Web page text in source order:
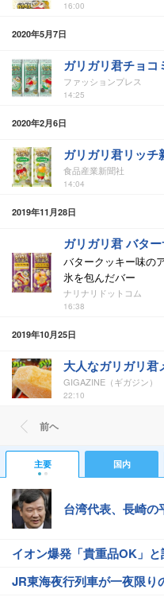
16:00
2020年5月7日
ガリガリ君チョコ
ファッションプレス
14:25
2020年2月6日
ガリガリ君リッチ
食品産業新聞社
14:04
2019年11月28日
ガリガリ君 バタ
バタークッキー味の
氷を包んだバー
ナリナリドットコム
16:38
2019年10月25日
大人なガリガリ君
GIGAZINE（ギガジン）
22:10
前ヘ
主要 国内
台湾代表、長崎の
イオン爆発「貴重品OK」
JR東海夜行列車が一夜限り